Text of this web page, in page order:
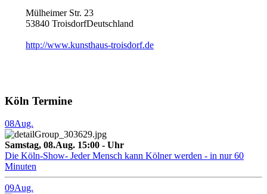
Mülheimer Str. 23
53840 TroisdorfDeutschland
http://www.kunsthaus-troisdorf.de
Köln Termine
08Aug.
Samstag, 08.Aug. 15:00 - Uhr
Die Köln-Show- Jeder Mensch kann Kölner werden - in nur 60
Minuten
09Aug.